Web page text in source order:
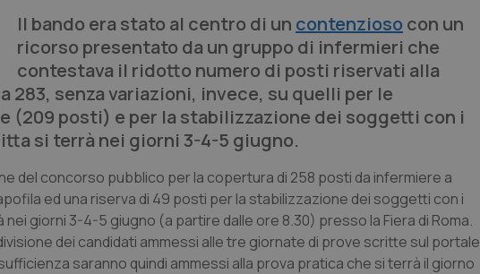
Il bando era stato al centro di un contenzioso con un
ricorso presentato da un gruppo di infermieri che
contestava il ridotto numero di posti riservati alla
283, senza variazioni, invece, su quelli per le
(209 posti) e per la stabilizzazione dei soggetti con i
si terrà nei giorni 3-4-5 giugno.
del concorso pubblico per la copertura di 258 posti da infermiere a
ed una riserva di 49 posti per la stabilizzazione dei soggetti con i
giorni 3-4-5 giugno (a partire dalle ore 8.30) presso la Fiera di Roma.
dei candidati ammessi alle tre giornate di prove scritte sul portale
saranno quindi ammessi alla prova pratica che si terrà il giorno